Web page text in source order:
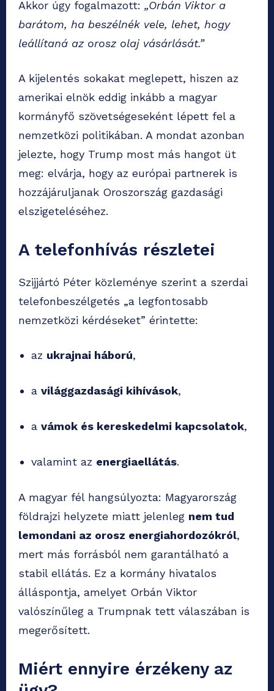
Akkor úgy fogalmazott: „Orbán Viktor a
barátom, ha beszélnék vele, lehet, hogy
leállítaná az orosz olaj vásárlását.”
A kijelentés sokakat meglepett, hiszen az
amerikai elnök eddig inkább a magyar
kormányfő szövetségeseként lépett fel a
nemzetközi politikában. A mondat azonban
jelezte, hogy Trump most más hangot üt
meg: elvárja, hogy az európai partnerek is
hozzájáruljanak Oroszország gazdasági
elszigeteléséhez.
A telefonhívás részletei
Szijjártó Péter közleménye szerint a szerdai
telefonbeszélgetés „a legfontosabb
nemzetközi kérdéseket” érintette:
az ukrajnai háború,
a világgazdasági kihívások,
a vámok és kereskedelmi kapcsolatok,
valamint az energiaellátás.
A magyar fél hangsúlyozta: Magyarország
földrajzi helyzete miatt jelenleg nem tud
lemondani az orosz energiahordozókról,
mert más forrásból nem garantálható a
stabil ellátás. Ez a kormány hivatalos
álláspontja, amelyet Orbán Viktor
valószínűleg a Trumpnak tett válaszában is
megerősített.
Miért ennyire érzékeny az